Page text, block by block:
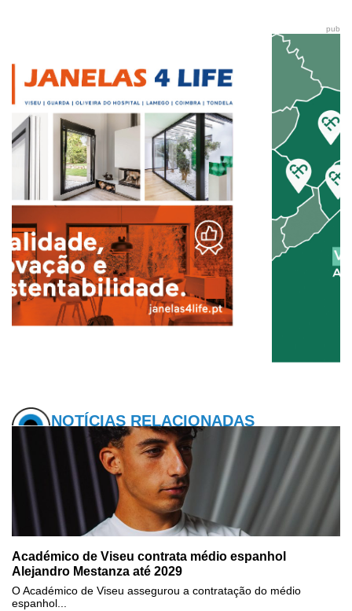
pub
NOTÍCIAS RELACIONADAS
Académico de Viseu contrata médio espanhol
Alejandro Mestanza até 2029
O Académico de Viseu assegurou a contratação do médio
espanhol...